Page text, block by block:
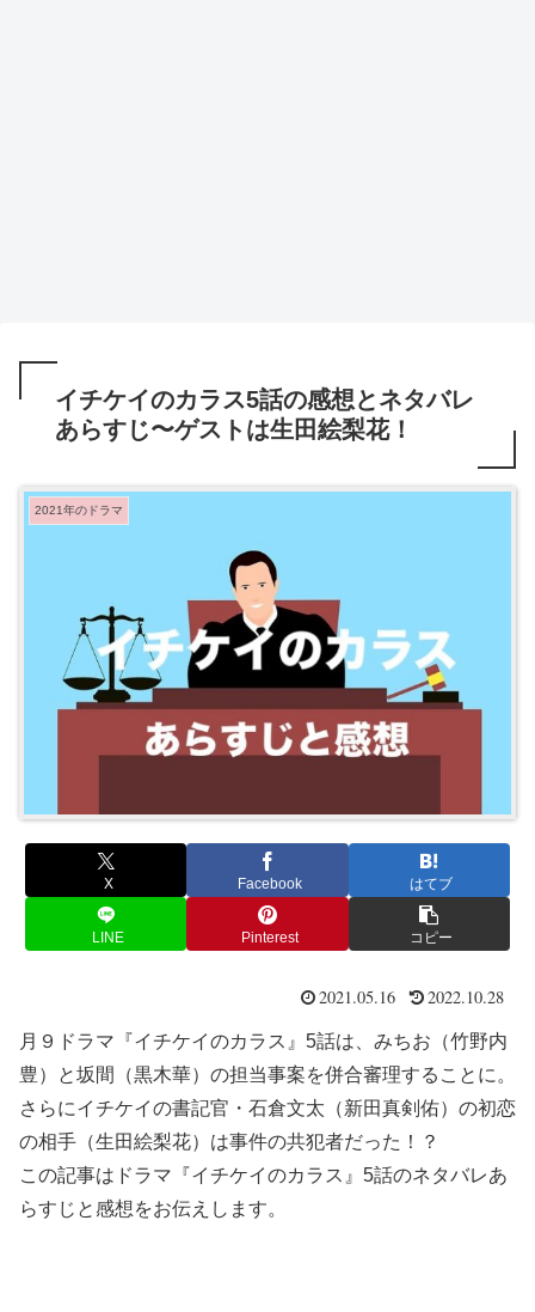
イチケイのカラス5話の感想とネタバレ
あらすじ〜ゲストは生田絵梨花！
2021年のドラマ
X Facebook はてブ
LINE Pinterest コピー
2021.05.16 2022.10.28
月９ドラマ『イチケイのカラス』5話は、みちお（竹野内
豊）と坂間（黒木華）の担当事案を併合審理することに。
さらにイチケイの書記官・石倉文太（新田真剣佑）の初恋
の相手（生田絵梨花）は事件の共犯者だった！？
この記事はドラマ『イチケイのカラス』5話のネタバレあ
らすじと感想をお伝えします。